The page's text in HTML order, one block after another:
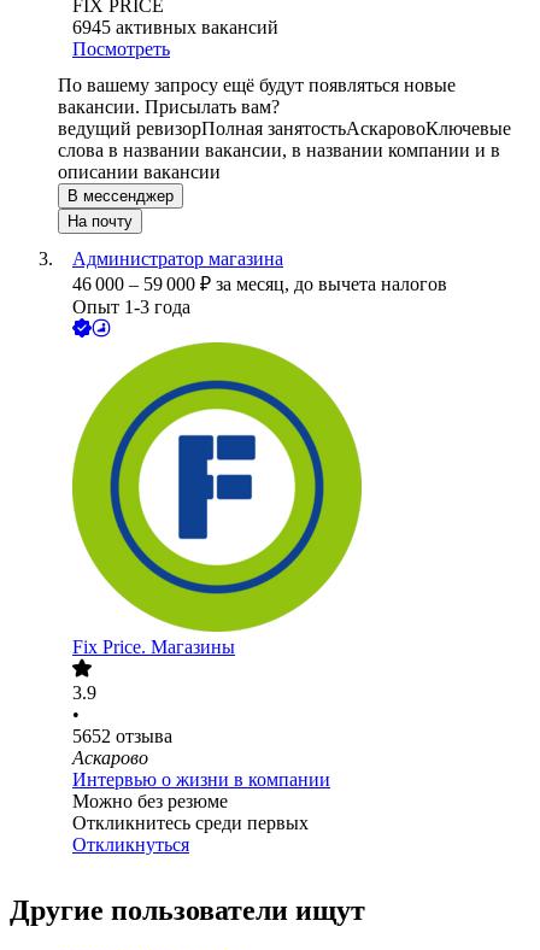
FIX PRICE
6945 активных вакансий
Посмотреть
По вашему запросу ещё будут появляться новые
вакансии. Присылать вам?
ведущий ревизорПолная занятостьАскаровоКлючевые
слова в названии вакансии, в названии компании и в
описании вакансии
В мессенджер
На почту
Администратор магазина
46 000 – 59 000 ₽ за месяц, до вычета налогов
Опыт 1-3 года
Fix Price. Магазины
3.9
•
5652 отзыва
Аскарово
Интервью о жизни в компании
Можно без резюме
Откликнитесь среди первых
Откликнуться
Другие пользователи ищут